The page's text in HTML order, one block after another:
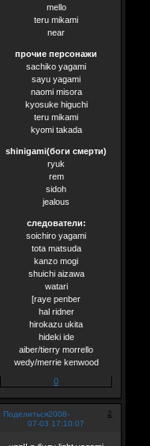
mello
teru mikami
near
прочие персонажи
sachiko yagami
sayu yagami
naomi misora
kyosuke higuchi
teru mikami
kyomi takada
shinigami(боги смерти)
ryuk
rem
sidoh
jealous
следователи:
soichiro yagami
tota matsuda
kanzo mogi
shuichi aizawa
watari
[raye penber
hal ridner
hirokazu ukita
hideki ide
aiber/tierry morrello
wedy/merrie kenwood
0
Поделиться 2
2008-
07-03 17:10:07